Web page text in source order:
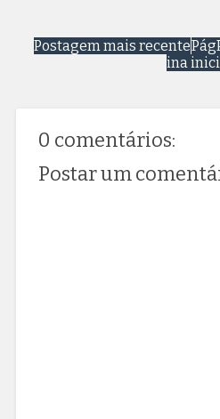
Postagem mais recentePág
ina
0 comentários:
Postar um